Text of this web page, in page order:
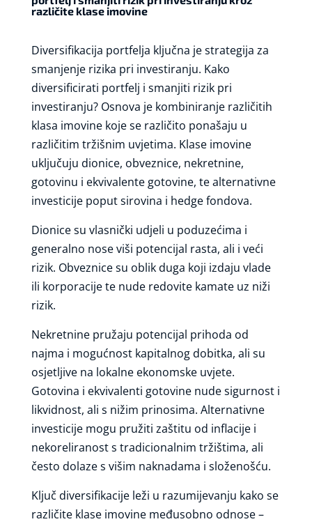
različite klase imovine
Diversifikacija portfelja ključna je strategija za
smanjenje rizika pri investiranju. Kako
diversificirati portfelj i smanjiti rizik pri
investiranju? Osnova je kombiniranje različitih
klasa imovine koje se različito ponašaju u
različitim tržišnim uvjetima. Klase imovine
uključuju dionice, obveznice, nekretnine,
gotovinu i ekvivalente gotovine, te alternativne
investicije poput sirovina i hedge fondova.
Dionice su vlasnički udjeli u poduzećima i
generalno nose viši potencijal rasta, ali i veći
rizik. Obveznice su oblik duga koji izdaju vlade
ili korporacije te nude redovite kamate uz niži
rizik.
Nekretnine pružaju potencijal prihoda od
najma i mogućnost kapitalnog dobitka, ali su
osjetljive na lokalne ekonomske uvjete.
Gotovina i ekvivalenti gotovine nude sigurnost i
likvidnost, ali s nižim prinosima. Alternativne
investicije mogu pružiti zaštitu od inflacije i
nekoreliranost s tradicionalnim tržištima, ali
često dolaze s višim naknadama i složenošću.
Ključ diversifikacije leži u razumijevanju kako se
različite klase imovine međusobno odnose –